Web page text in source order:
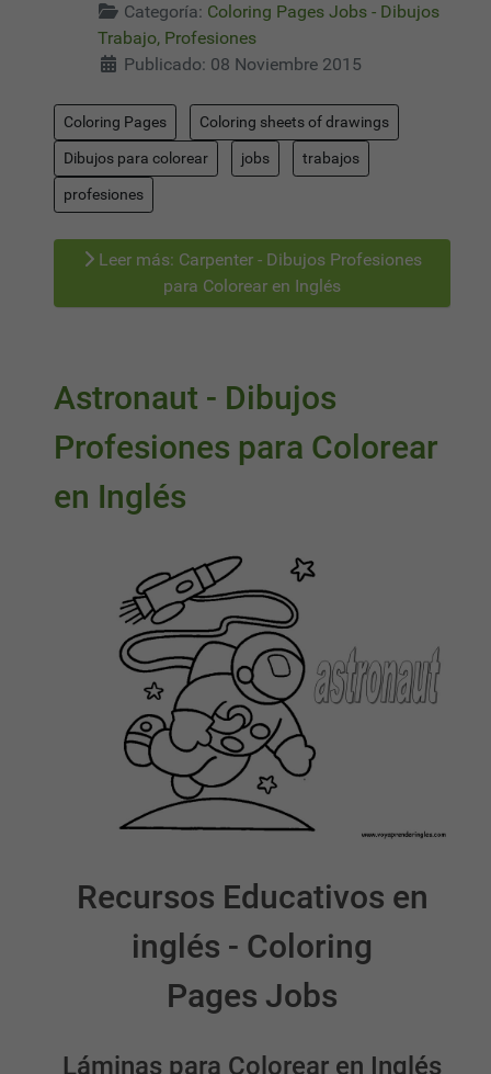
Categoría: Coloring Pages Jobs - Dibujos
Trabajo, Profesiones
Publicado: 08 Noviembre 2015
Coloring Pages Coloring sheets of drawings
Dibujos para colorear jobs trabajos
profesiones
Leer más: Carpenter - Dibujos Profesiones
para Colorear en Inglés
Astronaut - Dibujos
Profesiones para Colorear
en Inglés
Recursos Educativos en
inglés - Coloring
Pages Jobs
Láminas para Colorear en Inglés